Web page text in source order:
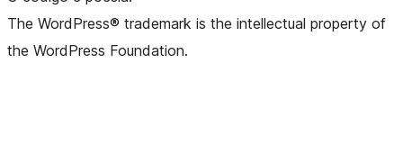
The WordPress® trademark is the intellectual property of
the WordPress Foundation.